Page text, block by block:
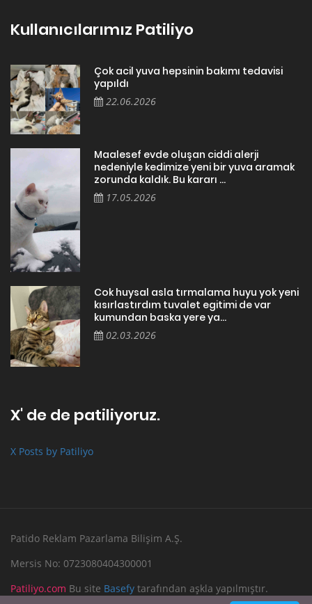
Kullanıcılarımız Patiliyo
Çok acil yuva hepsinin bakımı tedavisi
yapıldı
22.06.2026
Maalesef evde oluşan ciddi alerji
nedeniyle kedimize yeni bir yuva aramak
zorunda kaldık. Bu kararı ...
17.05.2026
Cok huysal asla tırmalama huyu yok yeni
kısırlastırdım tuvalet egitimi de var
kumundan baska yere ya...
02.03.2026
X' de de patiliyoruz.
X Posts by Patiliyo
Patido Reklam Pazarlama Bilişim A.Ş.
Mersis No: 0723080404300001
Patiliyo.com Bu site Basefy tarafından aşkla yapılmıştır.